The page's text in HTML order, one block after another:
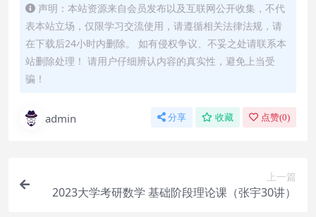
声明：本站资源来自会员发布以及互联网公开收集，不代
表本站立场，仅限学习交流使用，请遵循相关法律法规，请
在下载后24小时内删除。 如有侵权争议、不妥之处请联系本
站删除处理！ 请用户仔细辨认内容的真实性，避免上当受
骗！
admin 分享 收藏 点赞(0)
上一篇
2023大学考研数学 基础阶段理论课（张宇30讲）